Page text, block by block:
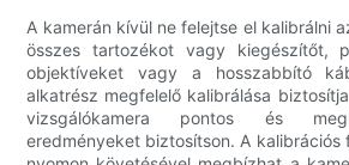
A kamerán kívül ne felejtse el kalibrálni
összes tartozékot vagy kiegészítőt,
objektíveket vagy a hosszabbító
alkatrész megfelelő kalibrálása
vizsgálókamera pontos és
eredményeket biztosítson. A kalibrációs